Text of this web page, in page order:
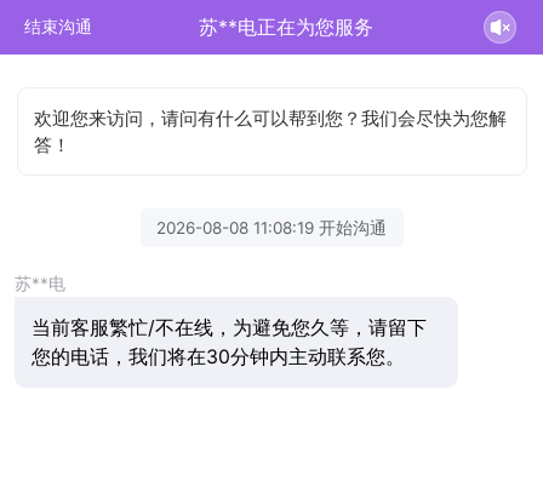
结束沟通 苏**电正在为您服务
欢迎您来访问，请问有什么可以帮到您？我们会尽快为您解
答！
2026-08-08 11:08:19 开始沟通
苏**电
当前客服繁忙/不在线，为避免您久等，请留下
您的电话，我们将在30分钟内主动联系您。